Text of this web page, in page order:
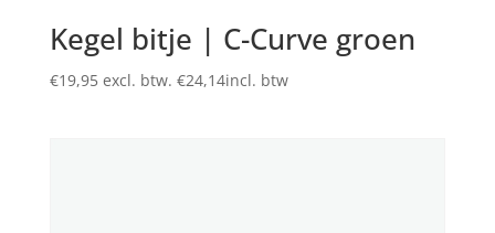
Kegel bitje | C-Curve groen
€19,95 excl. btw. €24,14incl. btw